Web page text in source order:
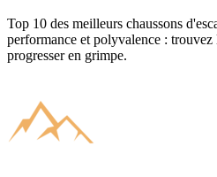
Top 10 des meilleurs chaussons
performance et polyvalence :
progresser en grimpe.